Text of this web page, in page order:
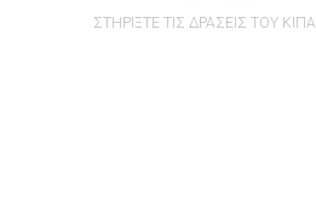
ΣΤΗΡΙΞΤΕ ΤΙΣ ΔΡΑΣΕΙΣ ΤΟΥ ΚΙΠΑ